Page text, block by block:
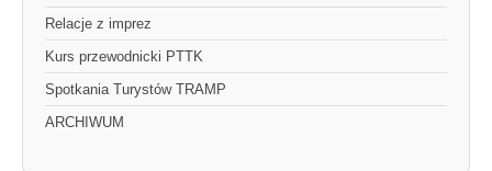
Relacje z imprez
Kurs przewodnicki PTTK
Spotkania Turystów TRAMP
ARCHIWUM